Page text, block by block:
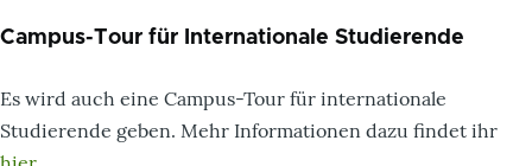
Campus-Tour für Internationale Studierende
Es wird auch eine Campus-Tour für internationale
Studierende geben. Mehr Informationen dazu findet ihr